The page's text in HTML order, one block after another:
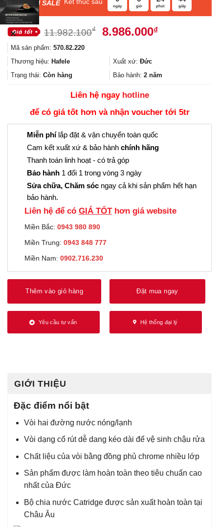
F ASH SALE Kết thúc sau
ngày giờ phút giây
11.982.100₫
Giá
11.982.100₫.
8.986.000₫Giá
8.986.000₫.
Mã sản phẩm: 570.82.220
Thương hiệu: Hafele Xuất xứ: Đức
Trạng thái: Còn hàng Bảo hành: 2 năm
Liên hệ ngay hotline
để có giá tốt hơn và nhận voucher tới 5tr
Miễn phílắp đặt & vận chuyển toàn quốc
Cam kết xuất xứ & bảo hành chính hãng
Thanh toán linh hoạt - có trả góp
Bảo hành 1 đổi 1 trong vòng 3 ngày
Sửa chữa, Chăm sóc ngay cả khi sản phẩm hết hạn
bảo hành.
Liên hệ để có GIÁ TỐThơn giá website
Miền Bắc: 0943 980 890
Miền Trung: 0943 848 777
Miền Nam: 0902.716.230
Thêm vào giỏ hàng Đặt mua ngay
Yêu cầu tư vấn Hệ thống đại lý
GIỚI THIỆU
Đặc điểm nổi bật
Vòi hai đường nước nóng/lạnh
Vòi dạng cổ rút dễ dang kéo dài để vệ sinh chậu rửa
Chất liệu của vòi bằng đồng phủ chrome nhiều lớp
Sản phẩm được làm hoàn toàn theo tiêu chuẩn cao
nhất của Đức
Bộ chia nước Catridge được sản xuất hoàn toàn tại
Châu Âu
✕